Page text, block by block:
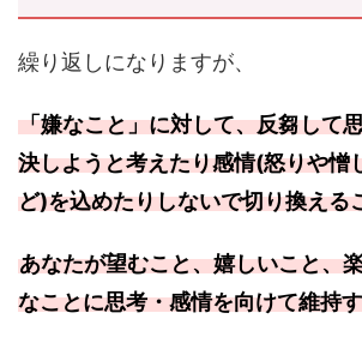
繰り返しになりますが、
「嫌なこと」に対して、反芻して
決しようと考えたり感情(怒りや憎
ど)を込めたりしないで切り換える
あなたが望むこと、嬉しいこと、
なことに思考・感情を向けて維持